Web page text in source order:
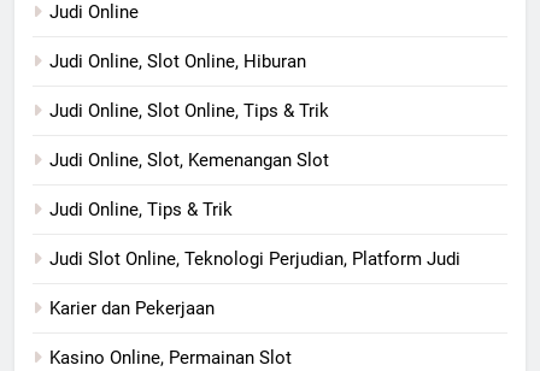
Judi Online
Judi Online, Slot Online, Hiburan
Judi Online, Slot Online, Tips & Trik
Judi Online, Slot, Kemenangan Slot
Judi Online, Tips & Trik
Judi Slot Online, Teknologi Perjudian, Platform Judi
Karier dan Pekerjaan
Kasino Online, Permainan Slot